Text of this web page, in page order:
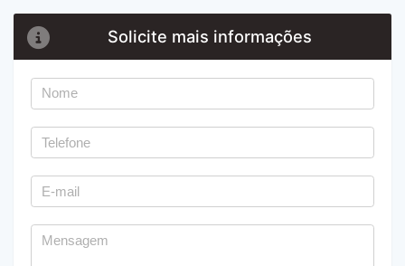
Solicite mais informações